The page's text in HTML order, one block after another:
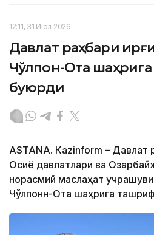
12:11, 31 Июл 2026
Давлат раҳбари
Чўлпон-Ота
буюрди
ASTANА. Кazinform – Давлат
Осиё давлатлари ва
норасмий маслаҳат
Чўлпонн-Ота шаҳрига